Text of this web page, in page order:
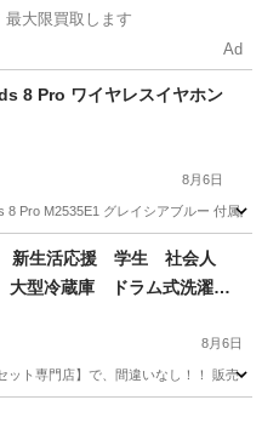
大限買取します
Ad
8 Pro ワイヤレスイヤホン
8月6日
8 Pro M2535E1 グレイシアブルー 付属
オ Redmi
新生活応援 学生 社会人
型冷蔵庫 ドラム式洗濯
8月6日
ト専門店】で、間違いなし！！ 販売セ